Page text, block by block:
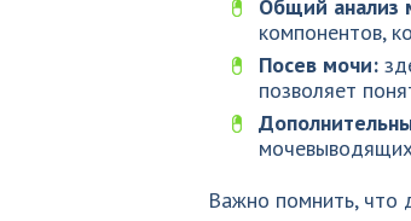
Общий анализ
компонентов,
Посев мочи:
позволяет
Важно помнить, что